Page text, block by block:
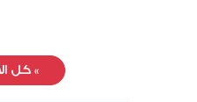
» كل